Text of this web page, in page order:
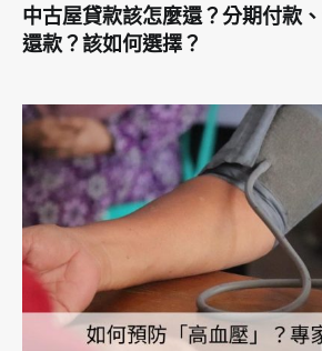
中古屋貸款該怎麼還？分期付款
還款？該如何選擇？